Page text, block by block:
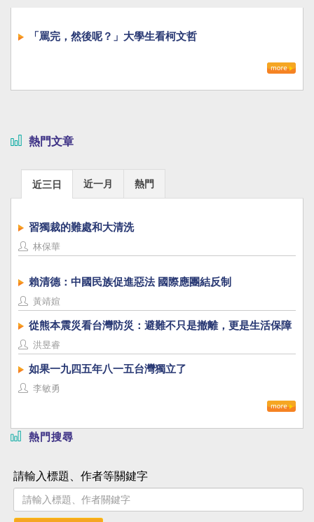
「罵完，然後呢？」大學生看柯文哲
熱門文章
近三日 近一月 熱門
習獨裁的難處和大清洗
林保華
賴清德：中國民族促進惡法 國際應團結反制
黃靖媗
從熊本震災看台灣防災：避難不只是撤離，更是生活保障
洪昱睿
如果一九四五年八一五台灣獨立了
李敏勇
熱門搜尋
請輸入標題、作者等關鍵字